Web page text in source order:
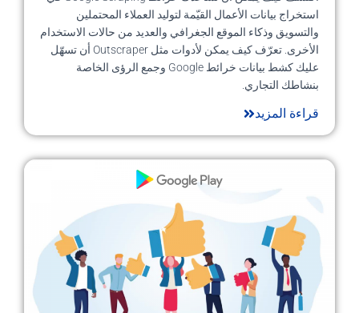
استخراج بيانات الأعمال القيّمة لتوليد العملاء المحتملين
والتسويق وذكاء الموقع الجغرافي والعديد من حالات الاستخدام
الأخرى. تعرّف كيف يمكن لأدوات مثل Outscraper أن تسهّل
عليك كشط بيانات خرائط Google وجمع الرؤى الخاصة
بنشاطك التجاري.
قراءة المزيد